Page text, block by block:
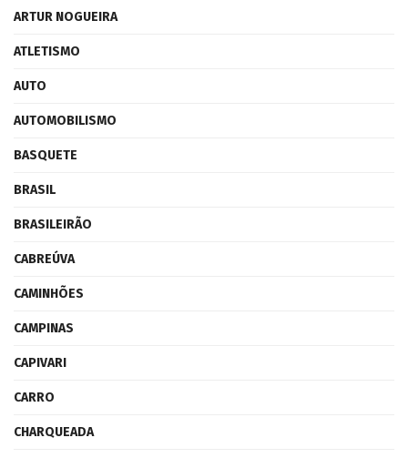
ARTUR NOGUEIRA
ATLETISMO
AUTO
AUTOMOBILISMO
BASQUETE
BRASIL
BRASILEIRÃO
CABREÚVA
CAMINHÕES
CAMPINAS
CAPIVARI
CARRO
CHARQUEADA